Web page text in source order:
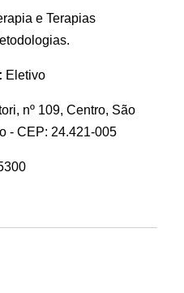
e Terapias
Eletivo
nº 109, Centro, São
- CEP: 24.421-005